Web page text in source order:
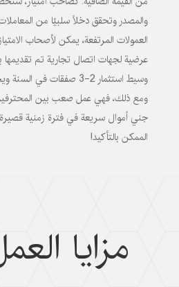
والمصدر وتحقق دخلًا سلبيًا من
العمولات المرتفعة، يمكن لأصحاب
عرضية لجهات اتصال تجارية تم
ومع ذلك، فهي عمل صعب بين
جني أموال سريعة في فترة زمنية
الممكن بالتأكيد!
مزايا